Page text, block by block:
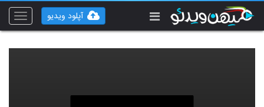
Toggle
آپلود ویدیو